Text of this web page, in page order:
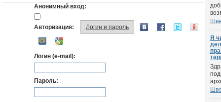
Анонимный вход:
Авторизация: Логин и пароль
Логин (e-mail):
Пароль:
Я